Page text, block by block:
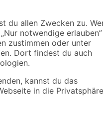
Fischer
fischer
WST 140 2 Stück
4,99€